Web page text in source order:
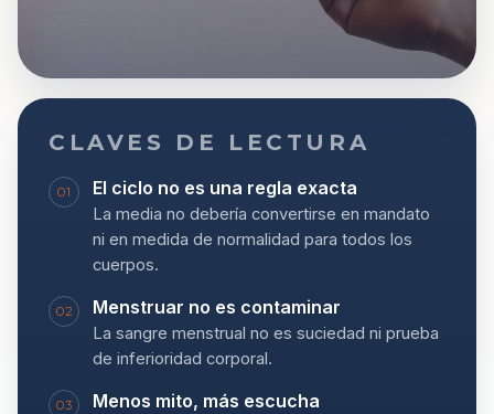
CLAVES DE LECTURA
01 El ciclo no es una regla exacta
La media no debería convertirse en mandato
ni en medida de normalidad para todos los
cuerpos.
02 Menstruar no es contaminar
La sangre menstrual no es suciedad ni prueba
de inferioridad corporal.
03 Menos mito, más escucha